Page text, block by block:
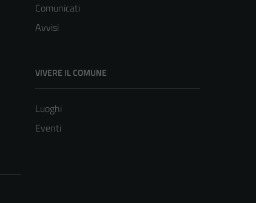
Comunicati
Avvisi
VIVERE IL COMUNE
Luoghi
Eventi